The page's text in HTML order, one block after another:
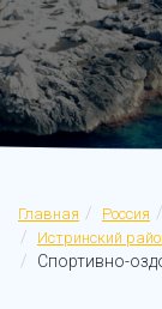
Главная Россия
Истринский
Спортивно-